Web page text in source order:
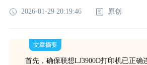
2026-01-29 20:19:46 原创
文章摘要
首先，确保联想LJ3900D打印机已正确